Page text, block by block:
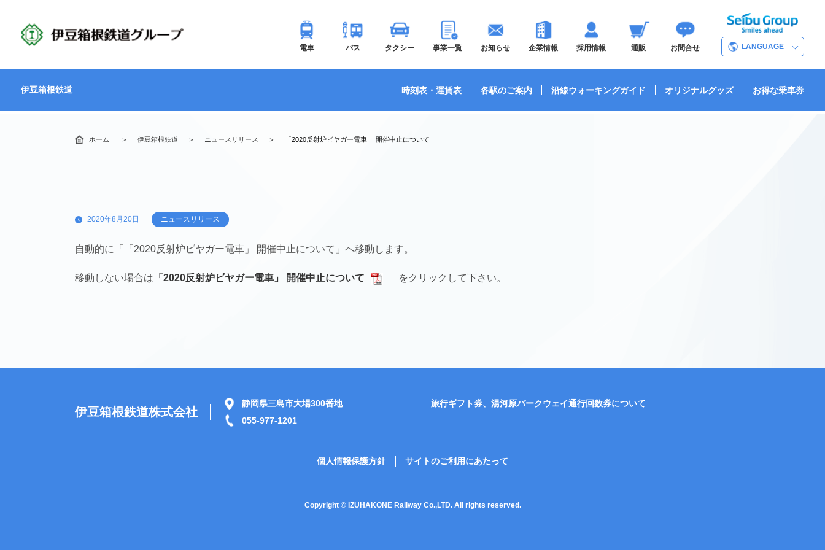
電車 バス タクシー 事業一覧 お知らせ 企業情報 採用情報 通販 お問合せ LANGUAGE
伊豆箱根鉄道 時刻表・運賃表 各駅のご案内 沿線ウォーキングガイド オリジナルグッズ お得な乗車券
ホーム 伊豆箱根鉄道 ニュースリリース 「2020反射炉ビヤガー電車」 開催中止について
2020年8月20日 ニュースリリース
自動的に「「2020反射炉ビヤガー電車」 開催中止について」へ移動します。
移動しない場合は 「2020反射炉ビヤガー電車」 開催中止について をクリックして下さい。
伊豆箱根鉄道株式会社
静岡県三島市大場300番地
055-977-1201
旅行ギフト券、湯河原パークウェイ通行回数券について
個人情報保護方針 サイトのご利用にあたって
Copyright © IZUHAKONE Railway Co.,LTD. All rights reserved.